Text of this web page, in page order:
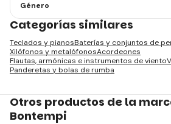
Género
Categorías similares
Teclados y pianosBaterías y conjuntos de
Xilófonos y metalófonosAcordeones
Flautas, armónicas e instrumentos de viento
Panderetas y bolas de rumba
Otros productos de la
Bontempi